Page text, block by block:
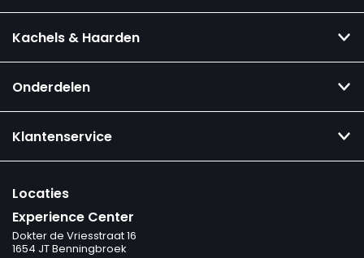
Kachels & Haarden
Onderdelen
Klantenservice
Locaties
Experience Center
Dokter de Vriesstraat 16
1654 JT Benningbroek